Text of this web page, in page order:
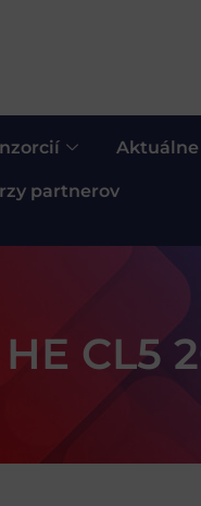
Aktuálne
partnerov
CL5